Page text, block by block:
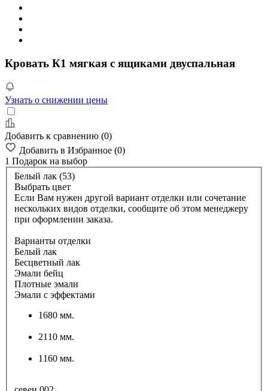
Кровать К1 мягкая с ящиками двуспальная
Узнать о снижении цены
Добавить к сравнению (0)
Добавить в Избранное (0)
1 Подарок на выбор
Белый лак (53)
Выбрать цвет
Если Вам нужен другой вариант отделки или сочетание
нескольких видов отделки, сообщите об этом менеджеру
при оформлении заказа.
Варианты отделки
Белый лак
Бесцветный лак
Эмали бейц
Плотные эмали
Эмали с эффектами
1680 мм.
2110 мм.
1160 мм.